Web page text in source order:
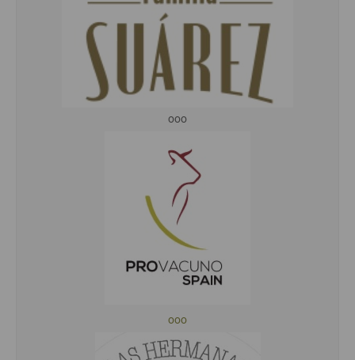
ooo
ooo